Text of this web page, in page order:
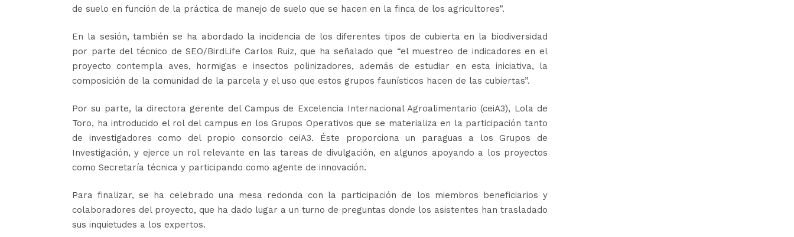
de suelo en función de la práctica de manejo de suelo que se hacen en la finca de los agricultores”.
En la sesión, también se ha abordado la incidencia de los diferentes tipos de cubierta en la biodiversidad
por parte del técnico de SEO/BirdLife Carlos Ruiz, que ha señalado que “el muestreo de indicadores en el
proyecto contempla aves, hormigas e insectos polinizadores, además de estudiar en esta iniciativa, la
composición de la comunidad de la parcela y el uso que estos grupos faunísticos hacen de las cubiertas”.
Por su parte, la directora gerente del Campus de Excelencia Internacional Agroalimentario (ceiA3), Lola de
Toro, ha introducido el rol del campus en los Grupos Operativos que se materializa en la participación tanto
de investigadores como del propio consorcio ceiA3. Éste proporciona un paraguas a los Grupos de
Investigación, y ejerce un rol relevante en las tareas de divulgación, en algunos apoyando a los proyectos
como Secretaría técnica y participando como agente de innovación.
Para finalizar, se ha celebrado una mesa redonda con la participación de los miembros beneficiarios y
colaboradores del proyecto, que ha dado lugar a un turno de preguntas donde los asistentes han trasladado
sus inquietudes a los expertos.